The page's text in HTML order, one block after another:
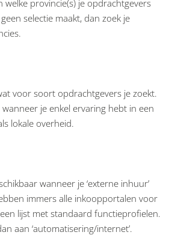
welke provincie(s) je opdrachtgevers
selectie maakt, dan zoek je
voor soort opdrachtgevers je zoekt.
je enkel ervaring hebt in een
lokale overheid.
wanneer je ‘externe inhuur’
immers alle inkoopportalen voor
lijst met standaard functieprofielen.
aan ‘automatisering/internet’.